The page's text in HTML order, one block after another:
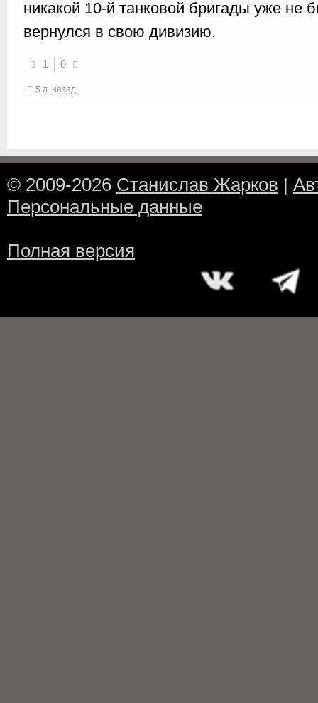
никакой 10-й танковой бригады уже не
вернулся в свою дивизию.
1 0
5 л. назад
© 2009-2026 Станислав Жарков |
Персональные данные
Полная версия